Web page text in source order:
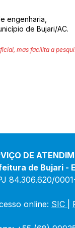
engenharia,
de Bujari/AC.
mas facilita a
DE
de Bujari -
84.306.620/
online: SIC